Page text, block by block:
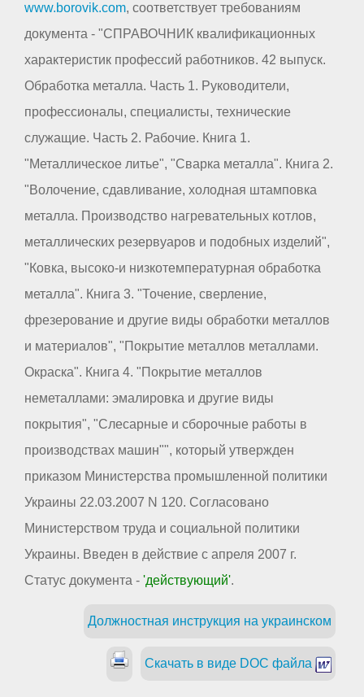
www.borovik.com, соответствует требованиям
документа - "СПРАВОЧНИК квалификационных
характеристик профессий работников. 42 выпуск.
Обработка металла. Часть 1. Руководители,
профессионалы, специалисты, технические
служащие. Часть 2. Рабочие. Книга 1.
"Металлическое литье", "Сварка металла". Книга 2.
"Волочение, сдавливание, холодная штамповка
металла. Производство нагревательных котлов,
металлических резервуаров и подобных изделий",
"Ковка, высоко-и низкотемпературная обработка
металла". Книга 3. "Точение, сверление,
фрезерование и другие виды обработки металлов
и материалов", "Покрытие металлов металлами.
Окраска". Книга 4. "Покрытие металлов
неметаллами: эмалировка и другие виды
покрытия", "Слесарные и сборочные работы в
производствах машин"", который утвержден
приказом Министерства промышленной политики
Украины 22.03.2007 N 120. Согласовано
Министерством труда и социальной политики
Украины. Введен в действие с апреля 2007 г.
Статус документа - 'действующий'.
Должностная инструкция на украинском
Скачать в виде DOC файла